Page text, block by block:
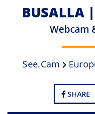
BUSALLA
Webcam
See.cam
SHARE